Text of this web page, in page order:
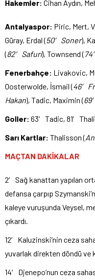
Hakemler: Cihan Aydın,
Antalyaspor: Piric, Mert,
Güray, Erdal (50′ Soner),
(82′ Safuri), Townsend (
Fenerbahçe: Livakovic,
Oosterwolde, İsmail (46′
Hakan), Tadic, Maximin (
Goller: 63′ Tadic, 81′
Sarı Kartlar: Thalisson (
MAÇTAN DAKİKALAR
2′ Sağ kanattan yapılan
defansa çarpıp
kaleye vuruşunda Veysel,
çıkardı.
12′ Kaluzinski’nin ceza
yuvarlak direkten döndü ve
14′ Djenepo’nun ceza